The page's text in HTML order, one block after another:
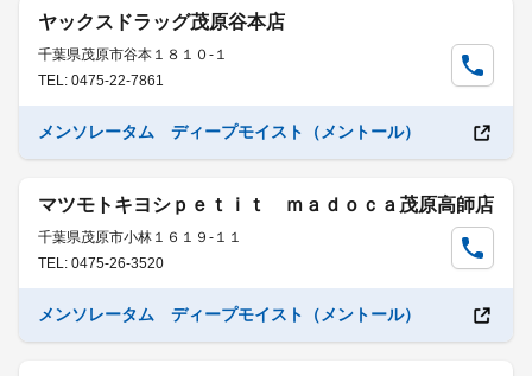
ヤックスドラッグ茂原谷本店
千葉県茂原市谷本１８１０-１
TEL: 0475-22-7861
メンソレータム ディープモイスト（メントール）
マツモトキヨシｐｅｔｉｔ ｍａｄｏｃａ茂原高師店
千葉県茂原市小林１６１９-１１
TEL: 0475-26-3520
メンソレータム ディープモイスト（メントール）